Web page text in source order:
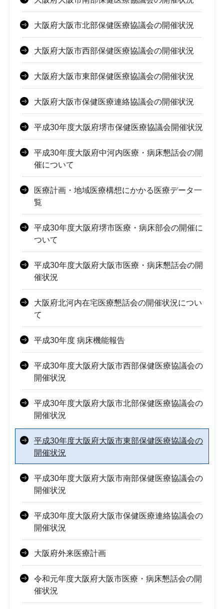
大阪府大阪市北部保健医療協議会の開催状況
大阪府大阪市西部保健医療協議会の開催状況
大阪府大阪市東部保健医療協議会の開催状況
大阪府大阪市保健医療連絡協議会の開催状況
平成30年度大阪府堺市保健医療協議会開催状況
平成30年度大阪府中河内医療・病床懇話会の開
催について
医療計画・地域医療構想にかかる医療データ一
覧
平成30年度大阪府堺市医療・病床部会の開催に
ついて
平成30年度大阪府大阪市医療・病床懇話会の開
催状況
大阪府北河内在宅医療懇話会の開催状況につい
て
平成30年度 病床機能報告
平成30年度大阪府大阪市西部保健医療協議会の
開催状況
平成30年度大阪府大阪市北部保健医療協議会の
開催状況
平成30年度大阪府大阪市東部保健医療協議会の
開催状況
平成30年度大阪府大阪市南部保健医療協議会の
開催状況
平成30年度大阪府大阪市保健医療連絡協議会の
開催状況
大阪府外来医療計画
令和元年度大阪府大阪市医療・病床懇話会の開
催状況